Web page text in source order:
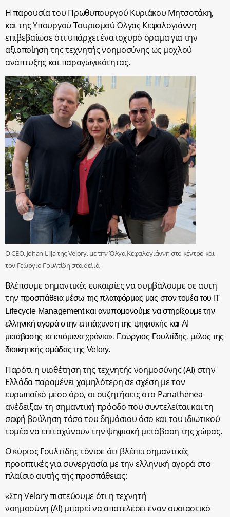
Η παρουσία του Πρωθυπουργού Κυριάκου Μητσοτάκη,
και της Υπουργού Τουρισμού Όλγας Κεφαλογιάννη
επιβεβαίωσε ότι υπάρχει ένα ισχυρό όραμα για την
αξιοποίηση της τεχνητής νοημοσύνης ως μοχλού
ανάπτυξης και παραγωγικότητας.
Ο CEO, Johan Lilja της Velory, με την Όλγα Κεφαλογιάννη στο κέντρο και
τον Γεώργιο Γουλτίδη στα δεξιά
Bλέπουμε σημαντικές ευκαιρίες να συμβάλουμε σε αυτή
την προσπάθεια μέσω της πλατφόρμας μας στον τομέα του IT
Lifecycle Management και ανυπομονούμε να στηρίξουμε την
ελληνική αγορά στην επιτάχυνση της ψηφιακής και AI
μετάβασης τα επόμενα χρόνια», Γεώργιος Γουλτίδης, μέλος της
διοικητικής ομάδας της Velory.
Παρότι η υιοθέτηση της τεχνητής νοημοσύνης(AI) στην
Ελλάδα παραμένει χαμηλότερη σε σχέση με τον
ευρωπαϊκό μέσο όρο, οι συζητήσεις στο Panathēnea
ανέδειξαν τη σημαντική πρόοδο που συντελείται και τη
σαφή βούληση τόσο του δημόσιου όσο και του ιδιωτικού
τομέα να επιταχύνουν την ψηφιακή μετάβαση της χώρας.
Ο κύριος Γουλτίδης τόνισε ότι βλέπει σημαντικές
προοπτικές για συνεργασία με την ελληνική αγορά στο
πλαίσιο αυτής της προσπάθειας:
«Στη Velory πιστεύουμε ότι η τεχνητή
νοημοσύνη (AI) μπορεί να αποτελέσει έναν ουσιαστικό